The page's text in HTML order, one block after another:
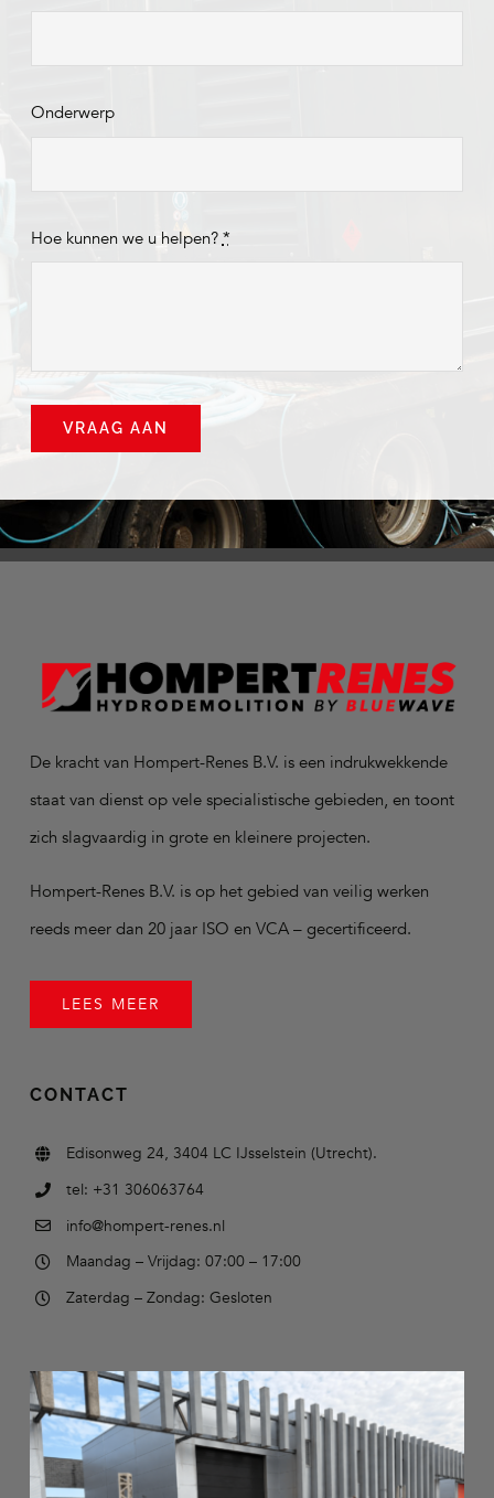
Onderwerp
Hoe kunnen we u helpen? *
VRAAG AAN
De kracht van Hompert-Renes B.V. is een indrukwekkende
staat van dienst op vele specialistische gebieden, en toont
zich slagvaardig in grote en kleinere projecten.
Hompert-Renes B.V. is op het gebied van veilig werken
reeds meer dan 20 jaar ISO en VCA – gecertificeerd.
LEES MEER
CONTACT
Edisonweg 24, 3404 LC IJsselstein (Utrecht).
tel: +31 306063764
info@hompert-renes.nl
Maandag – Vrijdag: 07:00 – 17:00
Zaterdag – Zondag: Gesloten